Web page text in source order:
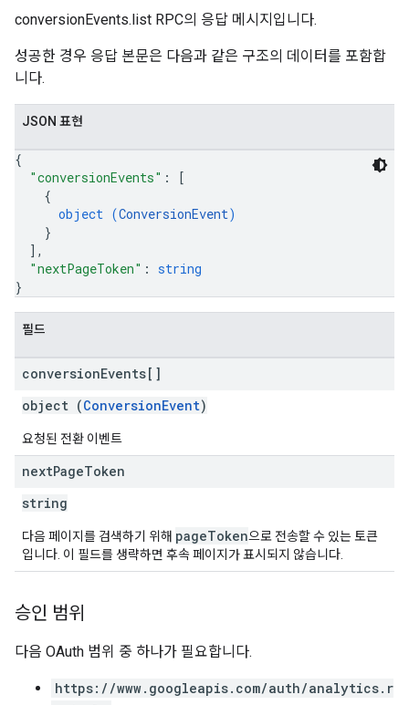
conversionEvents.list RPC의 응답 메시지입니다.
성공한 경우 응답 본문은 다음과 같은 구조의 데이터를 포함합
니다.
JSON 표현
{
"conversionEvents" :
[
{
object (ConversionEvent)
}
] ,
"nextPageToken" : string
}
필드
conversionEvents[]
object (ConversionEvent)
요청된 전환 이벤트
nextPageToken
string
다음 페이지를 검색하기 위해 pageToken으로 전송할 수 있는 토큰
입니다. 이 필드를 생략하면 후속 페이지가 표시되지 않습니다.
승인 범위
다음 OAuth 범위 중 하나가 필요합니다.
https://www.googleapis.com/auth/analytics.r